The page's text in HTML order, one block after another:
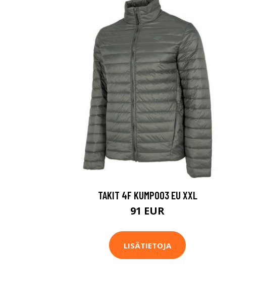
TAKIT 4F KUMP003 EU XXL
91 EUR
LISÄTIETOJA